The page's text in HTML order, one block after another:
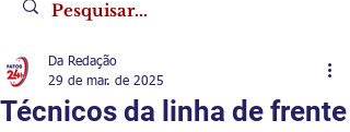
Técnicos da linha de frente
Da Redação
29 de mar. de 2025